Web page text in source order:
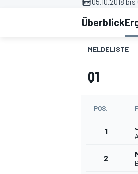
Überblick
MELDELISTE
Q1
POS.
1
2